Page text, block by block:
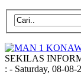
SEKILAS
: - Saturday, 08-08-